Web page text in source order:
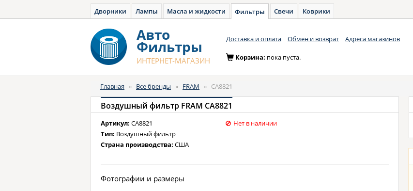
Дворники Лампы Масла и жидкости Фильтры Свечи Коврики
Авто
Фильтры
ИНТЕРНЕТ-МАГАЗИН
Доставка и оплата Обмен и возврат Адреса магазинов
Корзина: пока пуста.
Главная » Все бренды » FRAM » CA8821
Воздушный фильтр FRAM CA8821
Артикул: CA8821
Тип: Воздушный фильтр
Страна производства: США
Нет в наличии
Фотографии и размеры